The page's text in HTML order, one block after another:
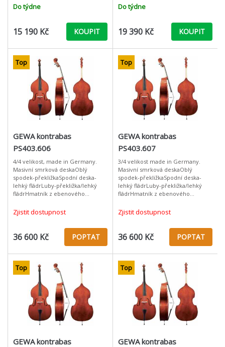
kovové podpěry, potažené
měkkou pryží, vý
Do týdne
15 190 Kč KOUPIT
překližky, hmatník ze začerněného
javoru. Kon
Do týdne
19 390 Kč KOUPIT
Top
GEWA kontrabas
PS403.606
4/4 velikost, made in Germany.
Masivní smrková deskaOblý
spodek-překližkaSpodní deska-
lehký fládrLuby-překližka/lehký
fládrHmatník z ebenového
mechanikaTmavě červeno/hnědý
lakvčetně komponentů (struny,
Zjistit dostupnost
36 600 Kč POPTAT
Top
GEWA kontrabas
PS403.607
3/4 velikost made in Germany.
Masivní smrková deskaOblý
spodek-překližkaSpodní deska-
lehký fládrLuby-překližka/lehký
fládrHmatník z ebenového
mechanikaTmavě červeno/hnědý
lakvčetně komponentů (struny, ko
Zjistit dostupnost
36 600 Kč POPTAT
Top
GEWA kontrabas
Top
GEWA kontrabas